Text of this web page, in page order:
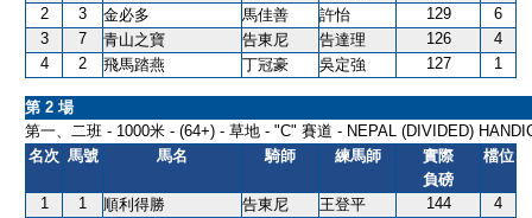
2
3 金必多 馬佳善 許怡 129
6
3
7 青山之寶 告東尼 告達理 126
4
4
2 飛馬踏燕 丁冠豪 吳定強 127 1
第 2 場
第一、二班 - 1000米 - (64+) - 草地 - "C" 賽道 - NEPAL (DIVIDED)
名次 馬號 馬名 騎師 練馬師
實際
負磅
檔位
1 1 順利得勝 告東尼 王登平 144
4